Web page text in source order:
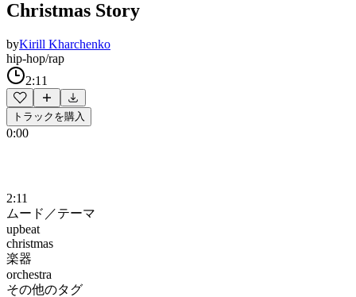
Christmas Story
byKirill Kharchenko
hip-hop/rap
2:11
トラックを購入
0:00
2:11
ムード／テーマ
upbeat
christmas
楽器
orchestra
その他のタグ